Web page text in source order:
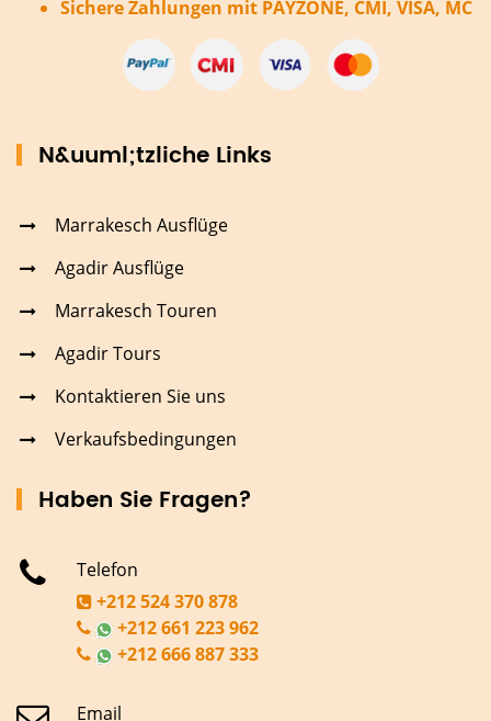
Sichere Zahlungen mit PAYZONE, CMI, VISA, MC
N&uuml;tzliche Links
Marrakesch Ausflüge
Agadir Ausflüge
Marrakesch Touren
Agadir Tours
Kontaktieren Sie uns
Verkaufsbedingungen
Haben Sie Fragen?
Telefon
+212 524 370 878
+212 661 223 962
+212 666 887 333
Email